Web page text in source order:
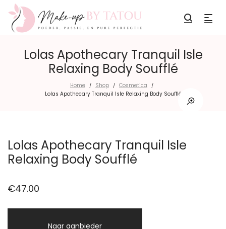
Lolas Apothecary Tranquil Isle
Relaxing Body Soufflé
Home / Shop / Cosmetica /
Lolas Apothecary Tranquil Isle Relaxing Body Soufflé
Lolas Apothecary Tranquil Isle
Relaxing Body Soufflé
€47.00
Naar aanbieder